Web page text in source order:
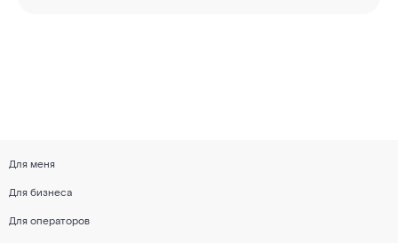
Для меня
Для бизнеса
Для операторов